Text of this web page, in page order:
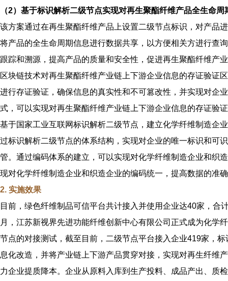
（2）基于标识解析二级节点实现对再生聚酯纤维产品全生命
该方案通过在再生聚酯纤维产品上设置二级节点标识，对产品
将产品的全生命周期信息进行数据共享，以方便相关方进行查
跟踪和溯源，提高产品的质量和安全性，促进再生聚酯纤维产
区块链技术对再生聚酯纤维产业链上下游企业信息的存证验证
进行存证验证，确保信息的真实性和不可篡改性 ，并实现对企
式，可以实现对再生聚酯纤维产业链上下游企业信息的存证验
基于国家工业互联网标识解析二级节点，建立化学纤维制造企
过标识解析二级节点的体系结构，实现对企业的唯一标识和可
管。通过编码体系的建立，可以实现对化学纤维制造企业和织
现对化学纤维制造企业和织造企业的编码统一，提高数据的准
2. 实施效果
目前，绿色纤维制品可信平台共计接入并使用企业达40家，合
月，江苏新视界先进功能纤维创新中心有限公司正式成为化学
节点的对接测试，截至目前，二级节点平台接入企业419家，
息化改造，并将产业链上下游产品贯穿对接，实现对再生纤
力企业提质降本。企业从原料入库到生产投料、成品产出、质